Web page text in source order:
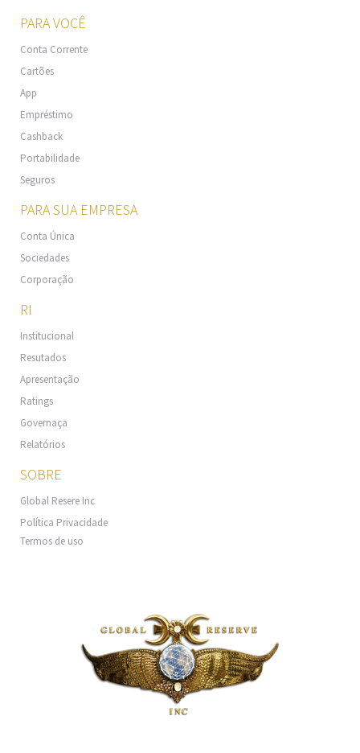
PARA VOCÊ
Conta Corrente
Cartões
App
Empréstimo
Cashback
Portabilidade
Seguros
PARA SUA EMPRESA
Conta Única
Sociedades
Corporação
RI
Institucional
Resutados
Apresentação
Ratings
Governaça
Relatórios
SOBRE
Global Resere Inc
Política Privacidade
Termos de uso